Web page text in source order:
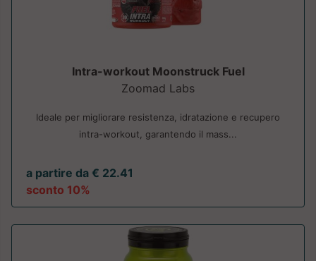
Intra-workout Moonstruck Fuel
Zoomad Labs
Ideale per migliorare resistenza, idratazione e recupero
intra-workout, garantendo il mass...
a partire da € 22.41
sconto 10%